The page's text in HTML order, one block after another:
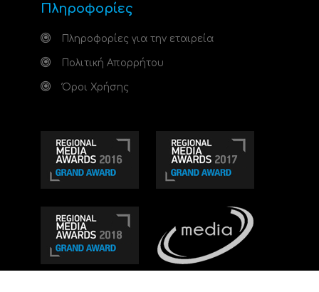
Πληροφορίες
Πληροφορίες για την εταιρεία
Πολιτική Απορρήτου
Όροι Χρήσης